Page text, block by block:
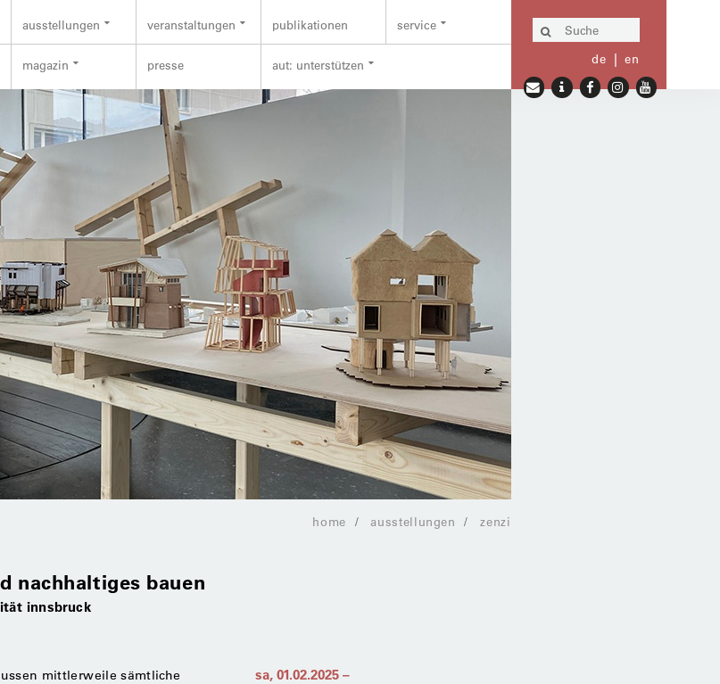
de en
ausstellungen veranstaltungen publikationen service
magazin presse aut: unterstützen
home ausstellungen zenzi
nach­haltiges bauen
innsbruck
sa, 01.02.2025–
mittlerweile sämtliche